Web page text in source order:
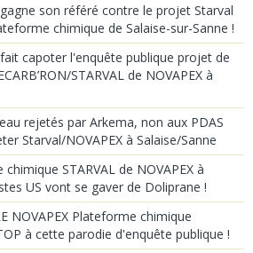
son référé contre le projet Starval
chimique de Salaise-sur-Sanne !
capoter l'enquête publique projet de
STARVAL de NOVAPEX à
rejetés par Arkema, non aux PDAS
Starval/NOVAPEX à Salaise/Sanne
STARVAL de NOVAPEX à
US vont se gaver de Doliprane !
NOVAPEX Plateforme chimique
à cette parodie d'enquête publique !